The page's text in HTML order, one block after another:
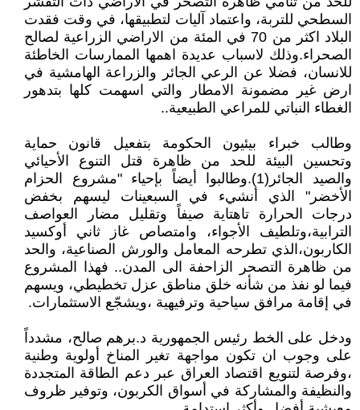
السطحي للتربة، واعتماد آليات لتطبيقها، في وقت فقدت
البلاد اكثر من 70 في المئة من الاراضي الزراعية لصالح
الصحراء.وذلك لاسباب عديدة اهمها الممارسات الخاطئة
للانسان، فضلا عن الرعي الجائر والزراعة الهامشية في
ارض غير مضمونة الامطار والتي اسهمت كلها بتدهور
الغطاء النباتي للمراعي الطبيعية..
وطالب خبراء بيئيون الحكومة بتفعيل قانون حماية
وتحسين البيئة للحد من ظاهرة قتل التنوع الأحيائي
والصيد الجائر(1).وطالبوا أيضاً بإحياء "مشروع الحزام
الأخضر" الذي أنشيء في السبعينات ليسهم بخفض
درجات الحرارة تاهتاية صيفاً وتقليل مضار العواصف
الترابية،وتلطيف الأجواء، وامتصاص غاز ثاني أوكسيد
الكاربون،الذي تطرحه المعامل والورش الصناعية، والحد
من ظاهرة التصحر الزاحفة الى المدن.. فهذا المشروع
فيما لو نفذ من شأنه خلق مناطق عزل تخطيطي، ويسهم
في إقامة مرافق سياحية وترفيهية ،ويشجّع الاستثمارات.
ودخل على الخط رئيس الجمهورية د.برهم صالح، مشدداً
على وجوب ان تكون مواجهة تغير المناخ أولوية وطنية
،وفرصة لتنويع اقتصاد العراق عبر دعم الطاقة المتجددة
والنظيفة والمشاركة في أسواق الكربون، وتوفير ظروف